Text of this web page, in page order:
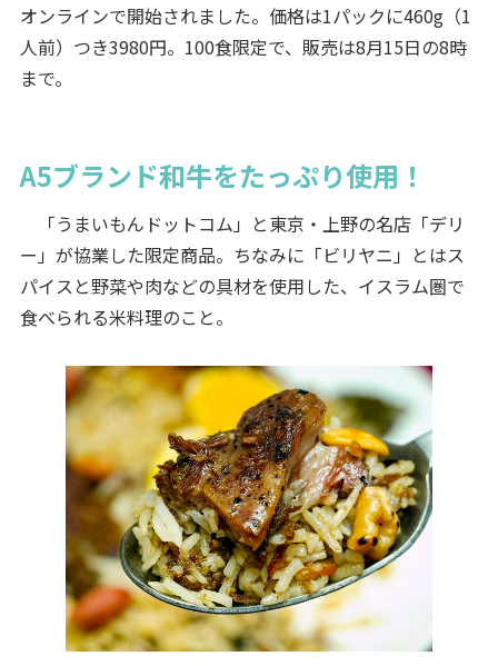
オンラインで開始されました。価格は1パックに460g（1
人前）つき3980円。100食限定で、販売は8月15日の8時
まで。
A5ブランド和牛をたっぷり使用！
「うまいもんドットコム」と東京・上野の名店「デリ
ー」が協業した限定商品。ちなみに「ビリヤニ」とはス
パイスと野菜や肉などの具材を使用した、イスラム圏で
食べられる米料理のこと。